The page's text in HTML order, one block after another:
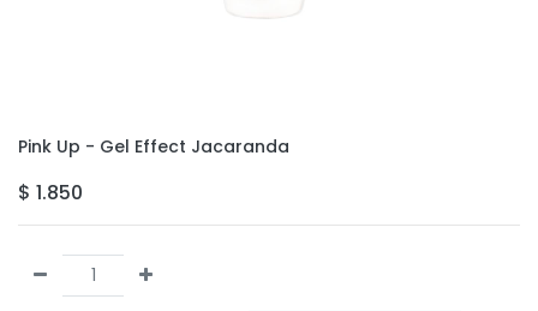
Pink Up - Gel Effect Jacaranda
$ 1.850